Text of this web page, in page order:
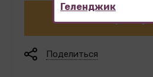
Поделиться
Геленджик